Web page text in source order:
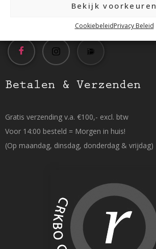
Bekijk voorkeuren
CookiebeleidPrivacy Beleid
info@mfacademy.nl
Betalen & Verzenden
Gratis verzending v.a. €100,- excl. btw
Voor 14:00 besteld = Morgen in huis!
(Op maandag, dinsdag, donderdag & vrijdag)